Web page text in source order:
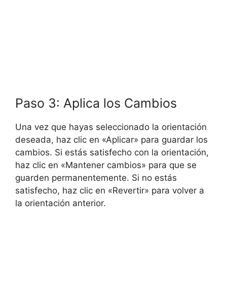
Paso 3: Aplica los Cambios
Una vez que hayas seleccionado la orientación
deseada, haz clic en «Aplicar» para guardar los
cambios. Si estás satisfecho con la orientación,
haz clic en «Mantener cambios» para que se
guarden permanentemente. Si no estás
satisfecho, haz clic en «Revertir» para volver a
la orientación anterior.